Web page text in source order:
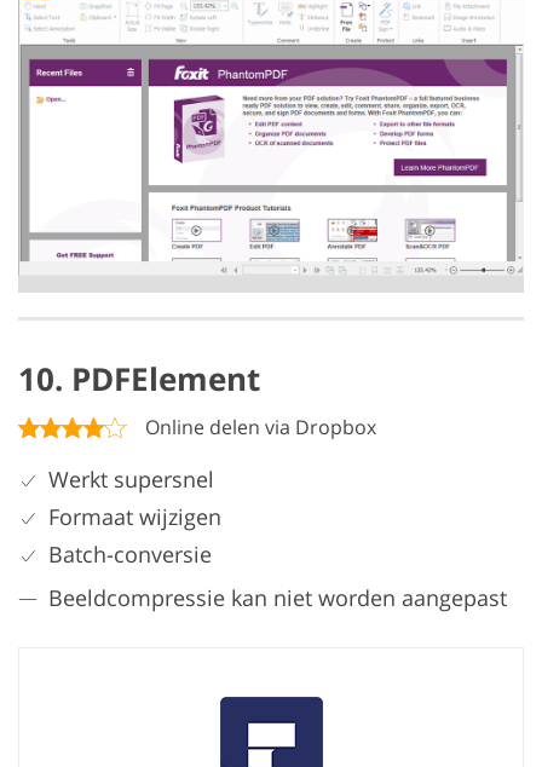
10. PDFElement
Online delen via Dropbox
Werkt supersnel
Formaat wijzigen
Batch-conversie
Beeldcompressie kan niet worden aangepast